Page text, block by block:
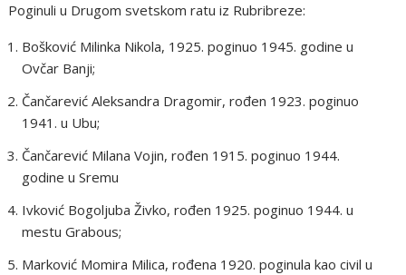
Poginuli u Drugom svetskom ratu iz Rubribreze:
Bošković Milinka Nikola, 1925. poginuo 1945. godine u
Ovčar Banji;
Čančarević Aleksandra Dragomir, rođen 1923. poginuo
1941. u Ubu;
Čančarević Milana Vojin, rođen 1915. poginuo 1944.
godine u Sremu
Ivković Bogoljuba Živko, rođen 1925. poginuo 1944. u
mestu Grabous;
Marković Momira Milica, rođena 1920. poginula kao civil u